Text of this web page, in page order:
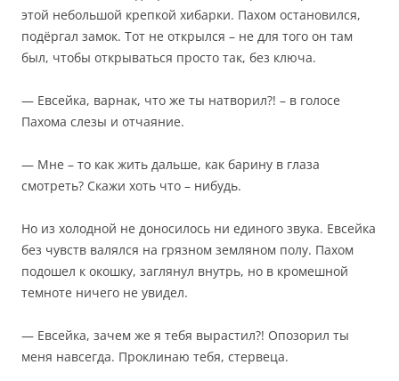
этой небольшой крепкой хибарки. Пахом остановился,
подёргал замок. Тот не открылся – не для того он там
был, чтобы открываться просто так, без ключа.
— Евсейка, варнак, что же ты натворил?! – в голосе
Пахома слезы и отчаяние.
— Мне – то как жить дальше, как барину в глаза
смотреть? Скажи хоть что – нибудь.
Но из холодной не доносилось ни единого звука. Евсейка
без чувств валялся на грязном земляном полу. Пахом
подошел к окошку, заглянул внутрь, но в кромешной
темноте ничего не увидел.
— Евсейка, зачем же я тебя вырастил?! Опозорил ты
меня навсегда. Проклинаю тебя, стервеца.